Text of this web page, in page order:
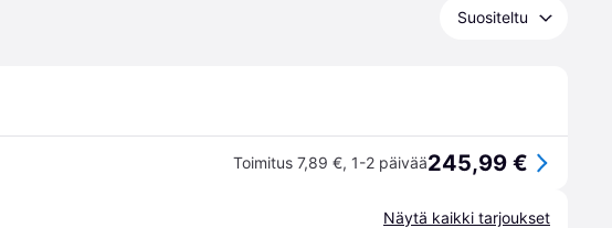
Suositeltu
Toimitus 7,89 €, 1-2 päivää245,99 €
Näytä kaikki tarjoukset